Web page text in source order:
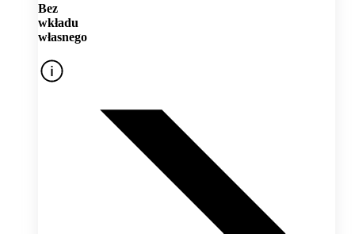
Bez
wkładu
własnego